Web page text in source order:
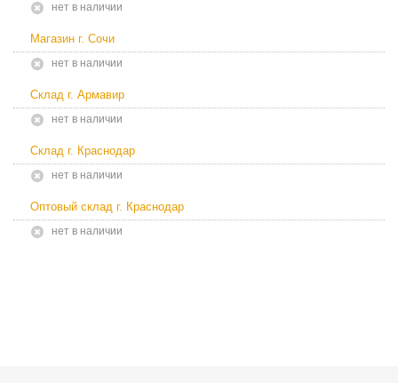
Нет в наличии
Магазин г. Сочи
Нет в наличии
Склад г. Армавир
Нет в наличии
Склад г. Краснодар
Нет в наличии
Оптовый склад г. Краснодар
Нет в наличии